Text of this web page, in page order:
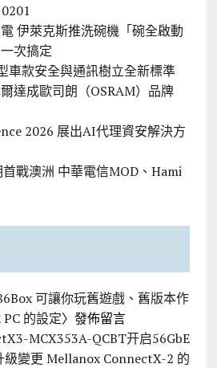
伊萊克斯推洗碗機「碗全啟動
次搞定
車款安全與通訊樹立全新標準
達成歐司朗（OSRAM）品牌
2026 展出AI代理資安解決方
戰澳洲 中華電信MOD、Hami
可讓你玩舊遊戲、舊版本作
的設定〉發佈留言
MCX353A-QCBT开启56GbE
級變更 Mellanox ConnectX-2 的